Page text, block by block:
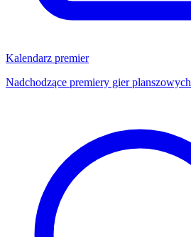
Kalendarz premier
Nadchodzące premiery gier planszowych